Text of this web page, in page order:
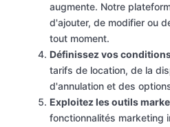
augmente. Notre
d'ajouter, de modifier ou
tout moment.
Définissez vos
tarifs de location, de la
d'annulation et des
Exploitez les outils
fonctionnalités marketing